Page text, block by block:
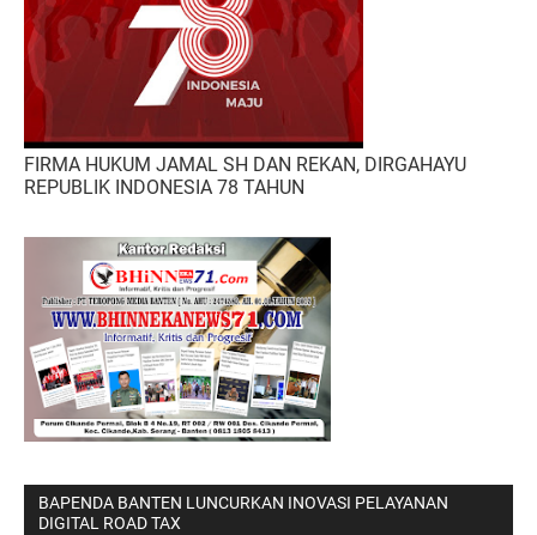
FIRMA HUKUM JAMAL SH DAN REKAN, DIRGAHAYU
REPUBLIK INDONESIA 78 TAHUN
BAPENDA BANTEN LUNCURKAN INOVASI PELAYANAN
DIGITAL ROAD TAX